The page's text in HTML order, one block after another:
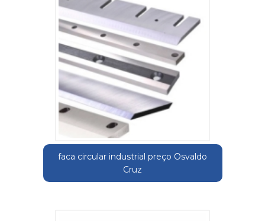
faca circular industrial preço Osvaldo
Cruz